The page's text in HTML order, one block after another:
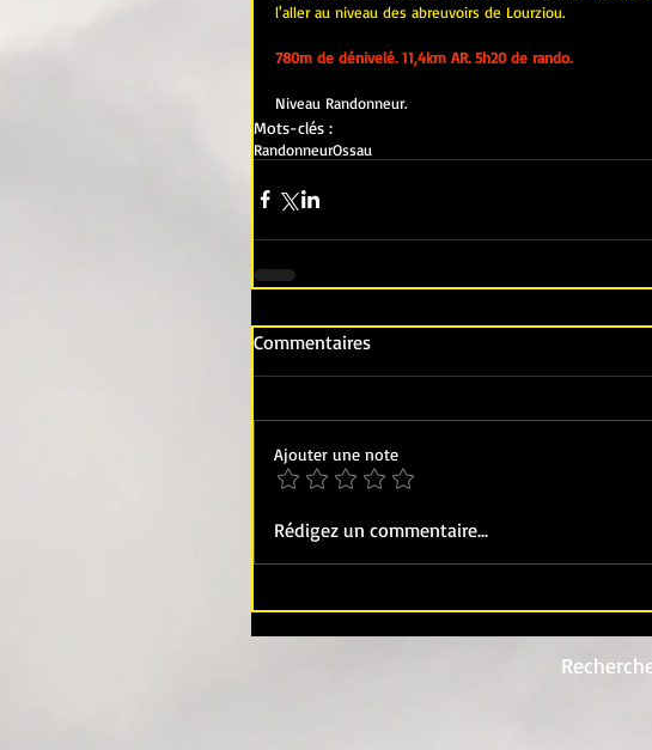
l'aller au niveau des abreuvoirs de Lourziou.
780m de dénivelé. 11,4km AR. 5h20 de rando.
Niveau Randonneur.
Mots-clés :
RandonneurOssau
Commentaires
Ajouter une note
Rédigez un commentaire...